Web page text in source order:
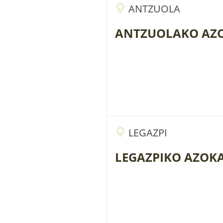
ANTZUOLA
ANTZUOLAKO
LEGAZPI
LEGAZPIKO